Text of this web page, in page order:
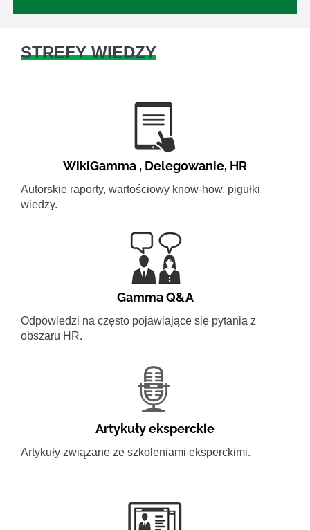
STREFY WIEDZY
WikiGamma , Delegowanie, HR
Autorskie raporty, wartościowy know-how, pigułki
wiedzy.
Gamma Q&A
Odpowiedzi na często pojawiające się pytania z
obszaru HR.
Artykuły eksperckie
Artykuły związane ze szkoleniami eksperckimi.